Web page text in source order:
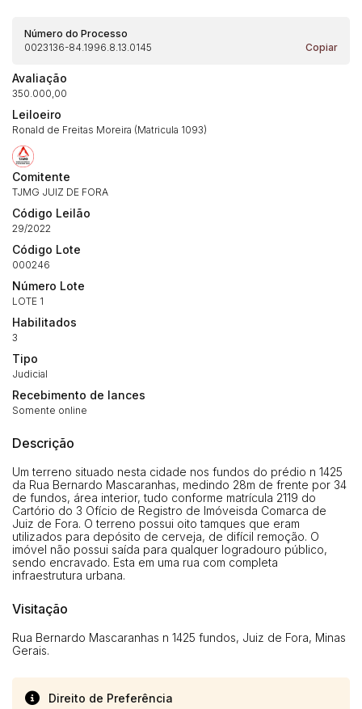
Número do Processo
0023136-84.1996.8.13.0145
Copiar
Avaliação
350.000,00
Leiloeiro
Ronald de Freitas Moreira (Matricula 1093)
Comitente
TJMG JUIZ DE FORA
Código Leilão
29/2022
Código Lote
000246
Número Lote
LOTE 1
Habilitados
3
Tipo
Judicial
Recebimento de lances
Somente online
Descrição
Um terreno situado nesta cidade nos fundos do prédio n 1425
da Rua Bernardo Mascaranhas, medindo 28m de frente por 34
de fundos, área interior, tudo conforme matrícula 2119 do
Cartório do 3 Ofício de Registro de Imóveisda Comarca de
Juiz de Fora. O terreno possui oito tamques que eram
utilizados para depósito de cerveja, de difícil remoção. O
imóvel não possui saída para qualquer logradouro público,
sendo encravado. Esta em uma rua com completa
infraestrutura urbana.
Visitação
Rua Bernardo Mascaranhas n 1425 fundos, Juiz de Fora, Minas
Gerais.
Direito de Preferência
(Art. 895, CPC)
Histórico de Propostas
Clique aqui para fazer login
Habilite-se para efetuar lances ou
propostas